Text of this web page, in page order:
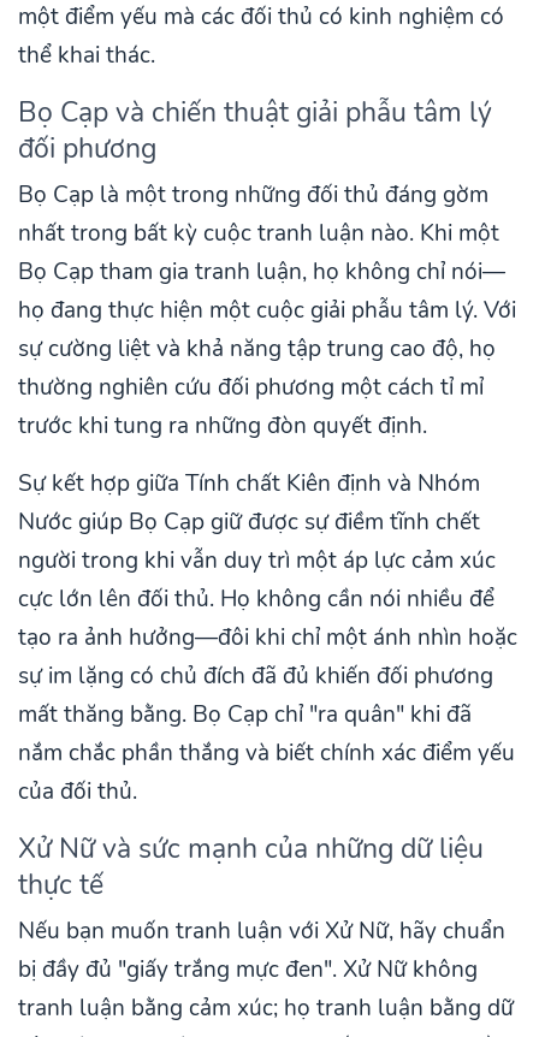
một điểm yếu mà các đối thủ có kinh nghiệm có
thể khai thác.
Bọ Cạp và chiến thuật giải phẫu tâm lý
đối phương
Bọ Cạp là một trong những đối thủ đáng gờm
nhất trong bất kỳ cuộc tranh luận nào. Khi một
Bọ Cạp tham gia tranh luận, họ không chỉ nói—
họ đang thực hiện một cuộc giải phẫu tâm lý. Với
sự cường liệt và khả năng tập trung cao độ, họ
thường nghiên cứu đối phương một cách tỉ mỉ
trước khi tung ra những đòn quyết định.
Sự kết hợp giữa Tính chất Kiên định và Nhóm
Nước giúp Bọ Cạp giữ được sự điềm tĩnh chết
người trong khi vẫn duy trì một áp lực cảm xúc
cực lớn lên đối thủ. Họ không cần nói nhiều để
tạo ra ảnh hưởng—đôi khi chỉ một ánh nhìn hoặc
sự im lặng có chủ đích đã đủ khiến đối phương
mất thăng bằng. Bọ Cạp chỉ "ra quân" khi đã
nắm chắc phần thắng và biết chính xác điểm yếu
của đối thủ.
Xử Nữ và sức mạnh của những dữ liệu
thực tế
Nếu bạn muốn tranh luận với Xử Nữ, hãy chuẩn
bị đầy đủ "giấy trắng mực đen". Xử Nữ không
tranh luận bằng cảm xúc; họ tranh luận bằng dữ